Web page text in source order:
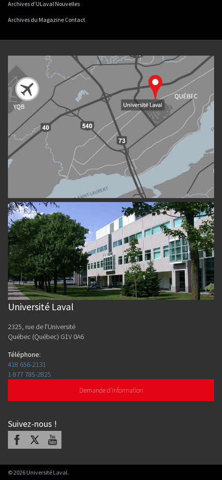
Archives d'ULaval Nouvelles
Archives du Magazine Contact
Université Laval
2325, rue de l'Université
Québec (Québec) G1V 0A6
Téléphone:
418 656-2131
1 877 785-2825
Demande d'information
Suivez-nous !
Facebook Youtube
©2026 Université Laval.